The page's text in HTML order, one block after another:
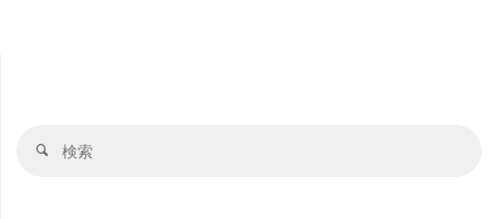
検